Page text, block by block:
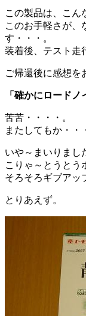
この製品は、こん
このお手軽さが、
す・・・。
装着後、テスト走
ご帰還後に感想を
「確かにロードノ
苦苦・・・・。
またしてもか・・
いや～まいりまし
こりゃ～とうとう
そろそろギブアッ
とりあえず。